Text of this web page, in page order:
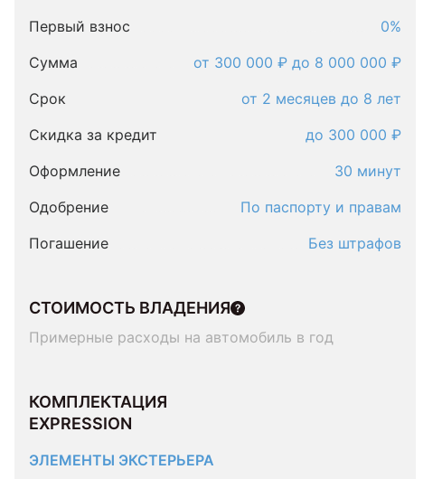
Первый взнос
0%
Сумма
от 300 000 ₽ до 8 000 000 ₽
Срок
от 2 месяцев до 8 лет
Скидка за кредит
до 300 000 ₽
Оформление
30 минут
Одобрение
По паспорту и правам
Погашение
Без штрафов
СТОИМОСТЬ ВЛАДЕНИЯ
Примерные расходы на автомобиль в год
КОМПЛЕКТАЦИЯ
EXPRESSION
ЭЛЕМЕНТЫ ЭКСТЕРЬЕРА